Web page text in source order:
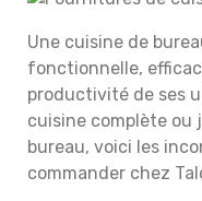
Une cuisine de
fonctionnelle,
productivité de ses
cuisine complète ou
bureau, voici les
commander chez